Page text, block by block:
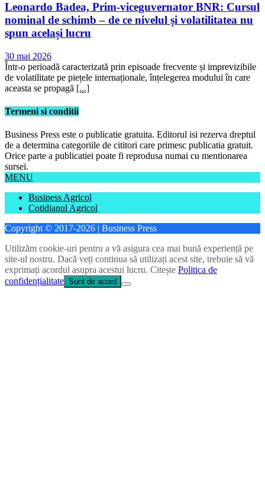
Leonardo Badea, Prim-viceguvernator BNR: Cursul
nominal de schimb – de ce nivelul și volatilitatea nu
spun același lucru
30 mai 2026
Într-o perioadă caracterizată prin episoade frecvente și imprevizibile
de volatilitate pe piețele internaționale, înțelegerea modului în care
aceasta se propagă [...]
Termeni si conditii
Business Press este o publicatie gratuita. Editorul isi rezerva dreptul
de a determina categoriile de cititori care primesc publicatia gratuit.
Orice parte a publicatiei poate fi reprodusa numai cu mentionarea
sursei.
MENU
Business Agricol
Cotidianul Agricol
Copyright © 2017-2026 | Business Press
Utilizăm cookie-uri pentru a vă asigura cea mai bună experiență pe
site-ul nostru. Dacă veți continua să utilizați acest site, trebuie să vă
exprimați acordul asupra acestui lucru. Citește Politica de
confidențialitate Sunt de acord